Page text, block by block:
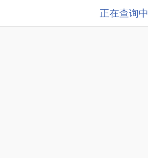
正在查询中